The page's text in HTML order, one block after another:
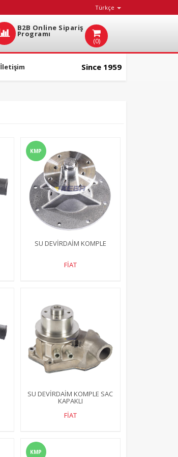
Türkçe
B2B Online Sipariş
Programı
(0)
İletişim Since 1959
KMP
SU DEVİRDAİM KOMPLE
FİAT
SU DEVİRDAİM KOMPLE SAC
KAPAKLI
FİAT
KMP